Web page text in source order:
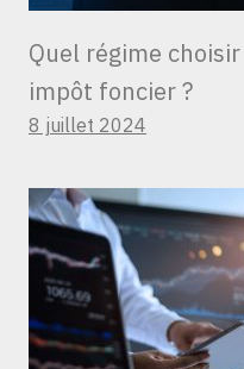
Quel régime
impôt foncier ?
8 juillet 2024